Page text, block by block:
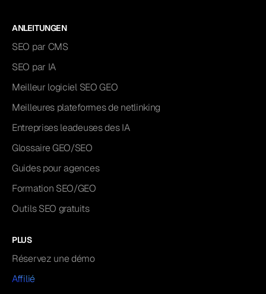
ANLEITUNGEN
SEO par CMS
SEO par IA
Meilleur logiciel SEO GEO
Meilleures plateformes de netlinking
Entreprises leadeuses des IA
Glossaire GEO/SEO
Guides pour agences
Formation SEO/GEO
Outils SEO gratuits
PLUS
Réservez une démo
Affilié